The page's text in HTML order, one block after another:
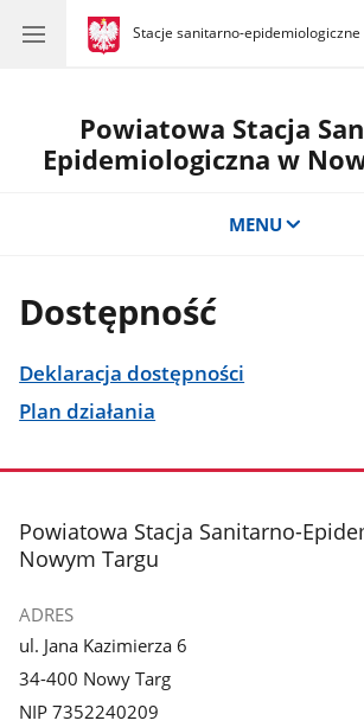
gov.pl
Stacje sanitarno-epidemiologiczne
gov.pl
Stacje
Powiatowa Stacja
Epidemiologiczna w
MENU
Dostępność
Deklaracja dostępności
Plan działania
stopka
Powiatowa Stacja Sanitarno-
Nowym Targu
ADRES
ul. Jana Kazimierza 6
34-400 Nowy Targ
NIP 7352240209